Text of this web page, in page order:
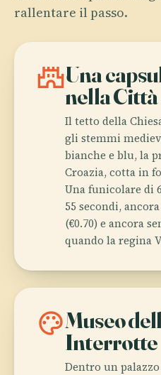
rallentare il passo.
castleUna
nella
Il tetto della
gli stemmi
bianche e blu, la
Croazia, cotta in
Una funicolare di
55 secondi,
(€0.70) e ancora
quando la regina
paletteMuseo
Interrotte
Dentro un